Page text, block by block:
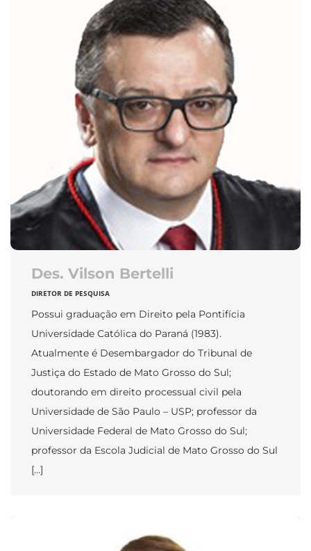
Des. Vilson Bertelli
DIRETOR DE PESQUISA
Possui graduação em Direito pela Pontifícia
Universidade Católica do Paraná (1983).
Atualmente é Desembargador do Tribunal de
Justiça do Estado de Mato Grosso do Sul;
doutorando em direito processual civil pela
Universidade de São Paulo – USP; professor da
Universidade Federal de Mato Grosso do Sul;
professor da Escola Judicial de Mato Grosso do Sul
[…]